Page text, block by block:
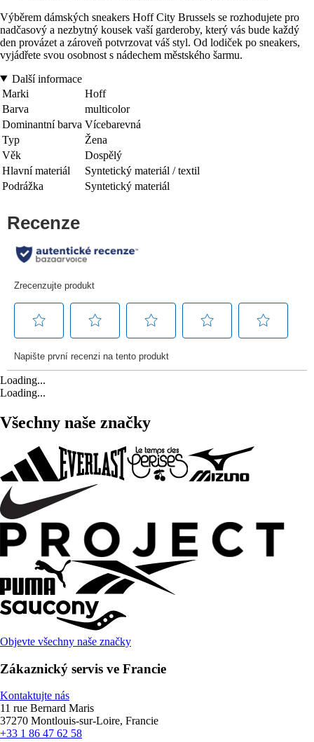
Výběrem dámských sneakers Hoff City Brussels se rozhodujete pro
nadčasový a nezbytný kousek vaší garderoby, který vás bude každý
den provázet a zároveň potvrzovat váš styl. Od lodiček po sneakers,
vyjádřete svou osobnost s nádechem městského šarmu.
Další informace
Marki
Hoff
Barva
multicolor
Dominantní barva Vícebarevná
Typ
Žena
Věk
Dospělý
Hlavní materiál
Syntetický materiál / textil
Podrážka
Syntetický materiál
Loading...
Loading...
Všechny naše značky
Objevte všechny naše značky
Zákaznický servis ve Francie
Kontaktujte nás
11 rue Bernard Maris
37270 Montlouis-sur-Loire, Francie
+33 1 86 47 62 58